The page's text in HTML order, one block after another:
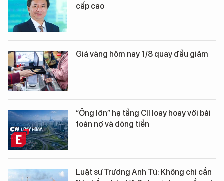
cấp cao
Giá vàng hôm nay 1/8 quay đầu giảm
“Ông lớn” hạ tầng CII loay hoay với bài
toán nợ và dòng tiền
Luật sư Trương Anh Tú: Không chỉ cần